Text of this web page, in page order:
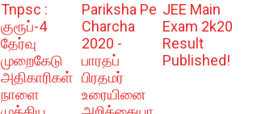
Tnpsc :
குரூப்-4
தேர்வு
முறைகேடு
அதிகாரிகள்
நாளை
Pariksha Pe
Charcha
2020 -
பாரதப்
பிரதமர்
உரையினை
JEE Main
Exam 2k20
Result
Published!